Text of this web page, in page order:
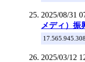
2025/08/31
メディ）振
2025/03/12